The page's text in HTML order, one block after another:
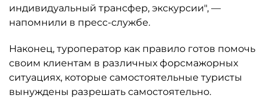
индивидуальный трансфер, экскурсии", —
напомнили в пресс-службе.
Наконец, туроператор как правило готов помочь
своим клиентам в различных форсмажорных
ситуациях, которые самостоятельные туристы
вынуждены разрешать самостоятельно.